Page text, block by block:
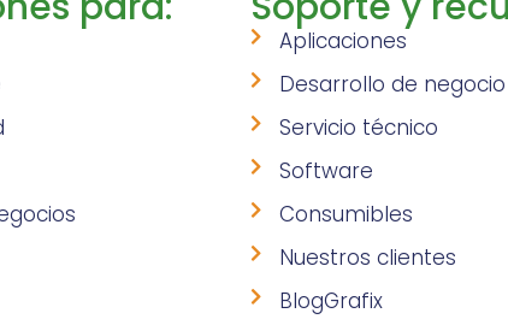
Aplicaciones
Desarrollo de negocio
Servicio técnico
Software
Consumibles
Nuestros clientes
BlogGrafix